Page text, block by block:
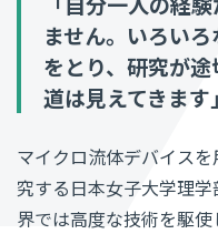
ません。いろい
をとり、研究が
道は見えてきま
マイクロ流体デバイス
究する日本女子大学理
界では高度な技術を駆